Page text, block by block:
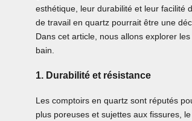
esthétique, leur durabilité et leur facilité
de travail en quartz pourrait être une
Dans cet article, nous allons explorer
bain.
1. Durabilité et résistance
Les comptoirs en quartz sont réputés
plus poreuses et sujettes aux fissures,